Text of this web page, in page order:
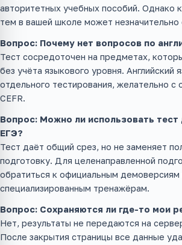
авторитетных учебных пособий. Однако
тем в вашей школе может незначительно
Вопрос: Почему нет вопросов по
Тест сосредоточен на предметах,
без учёта языкового уровня. Английский
отдельного тестирования, желательно с
CEFR.
Вопрос: Можно ли использовать тест
ЕГЭ?
Тест даёт общий срез, но не заменяет
подготовку. Для целенаправленной
обратиться к официальным демоверсиям
специализированным тренажёрам.
Вопрос: Сохраняются ли где-то мои
Нет, результаты не передаются на
После закрытия страницы все данные